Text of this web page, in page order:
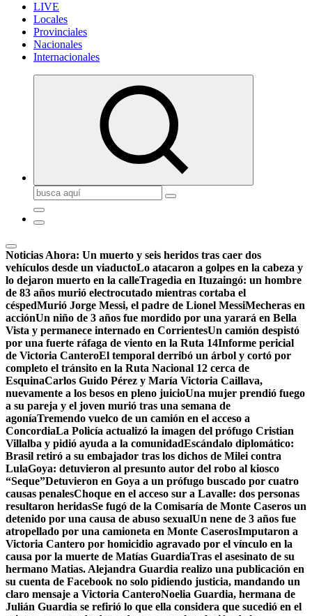
LIVE
Locales
Provinciales
Nacionales
Internacionales
Buscar:
Noticias Ahora: Un muerto y seis heridos tras caer dos
vehículos desde un viaductoLo atacaron a golpes en la cabeza y
lo dejaron muerto en la calleTragedia en Ituzaingó: un hombre
de 83 años murió electrocutado mientras cortaba el
céspedMurió Jorge Messi, el padre de Lionel MessiMecheras en
acciónUn niño de 3 años fue mordido por una yarará en Bella
Vista y permanece internado en CorrientesUn camión despistó
por una fuerte ráfaga de viento en la Ruta 14Informe pericial
de Victoria CanteroEl temporal derribó un árbol y cortó por
completo el tránsito en la Ruta Nacional 12 cerca de
EsquinaCarlos Guido Pérez y María Victoria Caillava,
nuevamente a los besos en pleno juicioUna mujer prendió fuego
a su pareja y el joven murió tras una semana de
agoníaTremendo vuelco de un camión en el acceso a
ConcordiaLa Policía actualizó la imagen del prófugo Cristian
Villalba y pidió ayuda a la comunidadEscándalo diplomático:
Brasil retiró a su embajador tras los dichos de Milei contra
LulaGoya: detuvieron al presunto autor del robo al kiosco
“Seque”Detuvieron en Goya a un prófugo buscado por cuatro
causas penalesChoque en el acceso sur a Lavalle: dos personas
resultaron heridasSe fugó de la Comisaría de Monte Caseros un
detenido por una causa de abuso sexualUn nene de 3 años fue
atropellado por una camioneta en Monte CaserosImputaron a
Victoria Cantero por homicidio agravado por el vínculo en la
causa por la muerte de Matías GuardiaTras el asesinato de su
hermano Matias. Alejandra Guardia realizo una publicación en
su cuenta de Facebook no solo pidiendo justicia, mandando un
claro mensaje a Victoria CanteroNoelia Guardia, hermana de
Julián Guardia se refirió lo que ella considera que sucedió en el